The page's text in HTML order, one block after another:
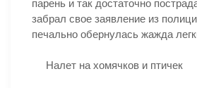
забрал свое заявление из
печально обернулась жажда
Налет на хомячков и птичек